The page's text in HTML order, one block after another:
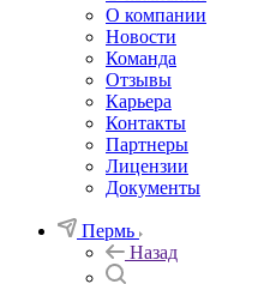
О компании
Новости
Команда
Отзывы
Карьера
Контакты
Партнеры
Лицензии
Документы
Пермь
Назад